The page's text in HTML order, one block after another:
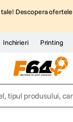
tale! Descopera
Inchirieri Printing
produsului,